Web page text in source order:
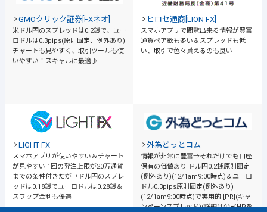
GMOクリック証券[FXネオ]
米ドル円のスプレッドは0.2銭で、ユー
ロドルは0.3pips(原則固定、例外あり)
チャートも見やすく、取引ツールも使
いやすい！スキャルに最適♪
ヒロセ通商[LION FX]
スマホアプリで閲覧出来る情報が豊富
通貨ペア数も多い＆スプレッドも低
い、取引で色々貰えるのも良い
LIGHT FX
スマホアプリが使いやすい＆チャート
が見やすい 1回の発注上限が20万通貨
までの条件付きだが→ドル円のスプレ
ッドは0.18銭でユーロドルは0.28銭＆
スワップ金利も優遇
外為どっとコム
情報が非常に豊富→それだけでも口座
保有の価値あり
ドル円0.2銭原則固定
(例外あり)(12/1am9:00時点)＆ユーロ
ドル0.3pips原則固定(例外あり)
(12/1am9:00時点)で実用的 [PR](キャ
ンペーンスプレッド)(詳細は公式HPを